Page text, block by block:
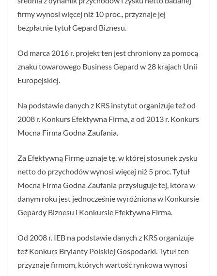
firmy wynosi więcej niż 10 proc., przyznaje jej
bezpłatnie tytuł Gepard Biznesu.
Od marca 2016 r. projekt ten jest chroniony za pomocą
znaku towarowego Business Gepard w 28 krajach Unii
Europejskiej.
Na podstawie danych z KRS instytut organizuje też od
2008 r. Konkurs Efektywna Firma, a od 2013 r. Konkurs
Mocna Firma Godna Zaufania.
Za Efektywną Firmę uznaje tę, w której stosunek zysku
netto do przychodów wynosi więcej niż 5 proc. Tytuł
Mocna Firma Godna Zaufania przysługuje tej, która w
danym roku jest jednocześnie wyróżniona w Konkursie
Gepardy Biznesu i Konkursie Efektywna Firma.
Od 2008 r. IEB na podstawie danych z KRS organizuje
też Konkurs Brylanty Polskiej Gospodarki. Tytuł ten
przyznaje firmom, których wartość rynkowa wynosi